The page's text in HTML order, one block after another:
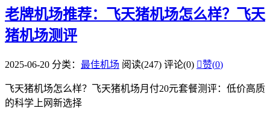
老牌机场推荐：飞天猪机场怎么样？飞天
猪机场测评
2025-06-20 分类： 最佳机场 阅读(247) 评论(0) 赞(0)
飞天猪机场怎么样？飞天猪机场月付20元套餐测评：低价高质
的科学上网新选择